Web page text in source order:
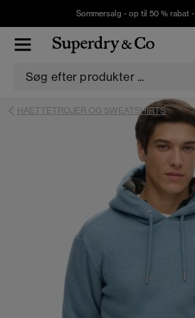
Sommersalg - op til 50 % rabat -
HAETTETROJER OG SWEATSHIRTS